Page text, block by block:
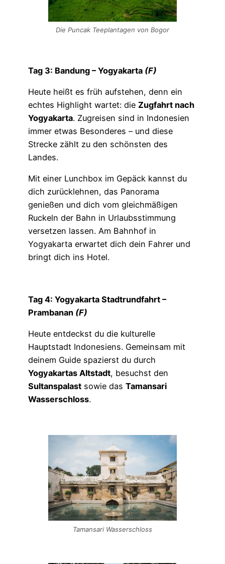
Die Puncak Teeplantagen von Bogor
Tag 3: Bandung – Yogyakarta (F)
Heute heißt es früh aufstehen, denn ein
echtes Highlight wartet: die Zugfahrt nach
Yogyakarta. Zugreisen sind in Indonesien
immer etwas Besonderes – und diese
Strecke zählt zu den schönsten des
Landes.
Mit einer Lunchbox im Gepäck kannst du
dich zurücklehnen, das Panorama
genießen und dich vom gleichmäßigen
Ruckeln der Bahn in Urlaubsstimmung
versetzen lassen. Am Bahnhof in
Yogyakarta erwartet dich dein Fahrer und
bringt dich ins Hotel.
Tag 4: Yogyakarta Stadtrundfahrt –
Prambanan (F)
Heute entdeckst du die kulturelle
Hauptstadt Indonesiens. Gemeinsam mit
deinem Guide spazierst du durch
Yogyakartas Altstadt, besuchst den
Sultanspalast sowie das Tamansari
Wasserschloss.
Tamansari Wasserschloss